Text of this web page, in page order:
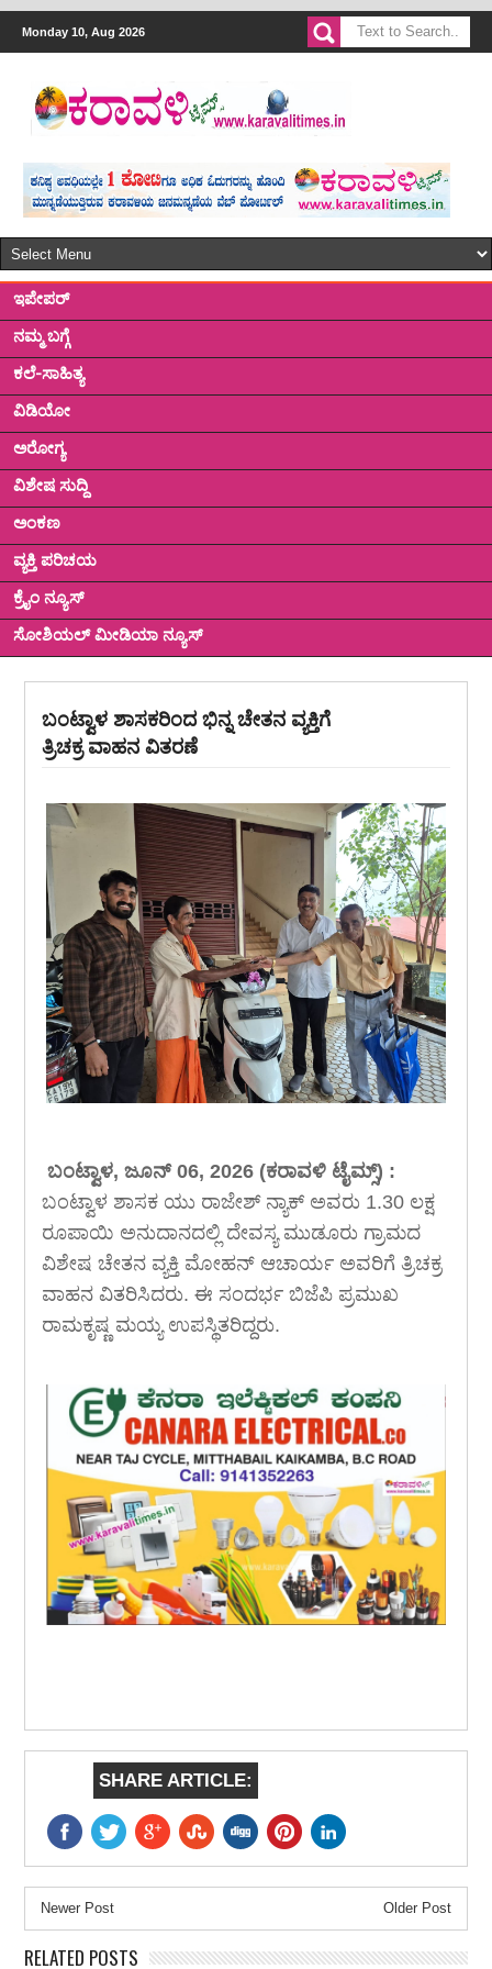
Monday 10, Aug 2026
ಇಪೇಪರ್
ನಮ್ಮ ಬಗ್ಗೆ
ಕಲೆ-ಸಾಹಿತ್ಯ
ವಿಡಿಯೋ
ಅರೋಗ್ಯ
ವಿಶೇಷ ಸುದ್ದಿ
ಅಂಕಣ
ವ್ಯಕ್ತಿ ಪರಿಚಯ
ಕ್ರೈಂ ನ್ಯೂಸ್
ಸೋಶಿಯಲ್ ಮೀಡಿಯಾ ನ್ಯೂಸ್
ಬಂಟ್ವಾಳ ಶಾಸಕರಿಂದ ಭಿನ್ನ ಚೇತನ ವ್ಯಕ್ತಿಗೆ
ತ್ರಿಚಕ್ರ ವಾಹನ ವಿತರಣೆ
ಬಂಟ್ವಾಳ, ಜೂನ್ 06, 2026 (ಕರಾವಳಿ ಟೈಮ್ಸ್) :
ಬಂಟ್ವಾಳ ಶಾಸಕ ಯು ರಾಜೇಶ್ ನ್ಯಾಕ್ ಅವರು 1.30 ಲಕ್ಷ
ರೂಪಾಯಿ ಅನುದಾನದಲ್ಲಿ ದೇವಸ್ಯ ಮುಡೂರು ಗ್ರಾಮದ
ವಿಶೇಷ ಚೇತನ ವ್ಯಕ್ತಿ ಮೋಹನ್ ಆಚಾರ್ಯ ಅವರಿಗೆ ತ್ರಿಚಕ್ರ
ವಾಹನ ವಿತರಿಸಿದರು. ಈ ಸಂದರ್ಭ ಬಿಜೆಪಿ ಪ್ರಮುಖ
ರಾಮಕೃಷ್ಣ ಮಯ್ಯ ಉಪಸ್ಥಿತರಿದ್ದರು.
SHARE ARTICLE:
Newer Post Older Post
RELATED POSTS